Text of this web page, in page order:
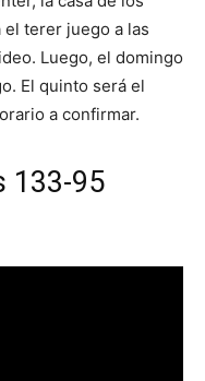
terer juego a las
Luego, el domingo
El quinto será el
a confirmar.
133-95